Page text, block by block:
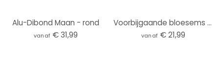
Alu-Dibond Maan - rond
vanaf € 31,99
Voorbijgaande bloesems - Boomkind - Aluminium dibond rond
vanaf € 21,99